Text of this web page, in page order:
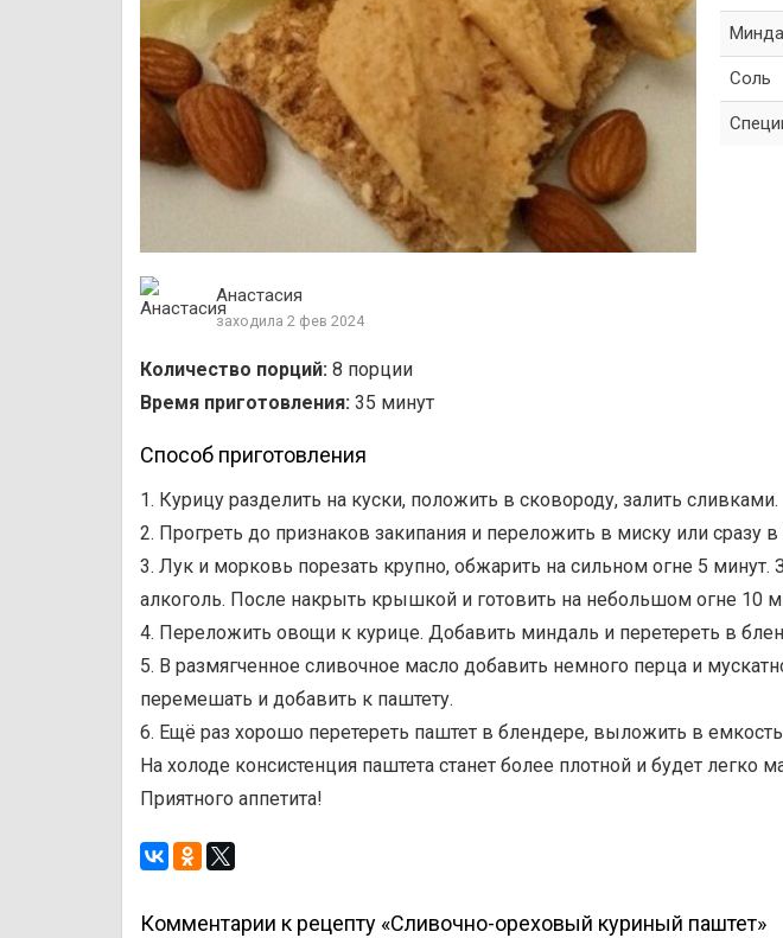
Анастасия
заходила 2 фев 2024
Соль
Количество порций: 8 порции
Время приготовления: 35 минут
Способ приготовления
1. Курицу разделить на куски, положить в сковороду, залить сливками.
2. Прогреть до признаков закипания и переложить в миску или сразу
3. Лук и морковь порезать крупно, обжарить на сильном огне 5 минут.
алкоголь. После накрыть крышкой и готовить на небольшом огне 10
4. Переложить овощи к курице. Добавить миндаль и перетереть в
5. В размягченное сливочное масло добавить немного перца и
перемешать и добавить к паштету.
6. Ещё раз хорошо перетереть паштет в блендере, выложить в
На холоде консистенция паштета станет более плотной и будет легко
Приятного аппетита!
Комментарии к рецепту «Сливочно-ореховый куриный паштет»